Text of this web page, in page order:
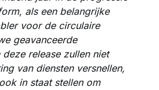
als een belangrijke
voor de circulaire
geavanceerde
release zullen niet
van diensten versnellen,
in staat stellen om